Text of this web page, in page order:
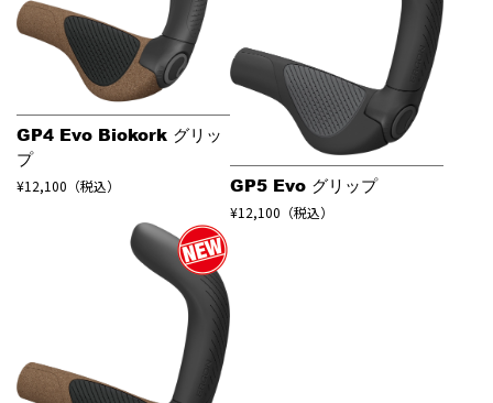
GP4 Evo Biokork グリッ
プ
¥12,100（税込） GP5 Evo グリップ
¥12,100（税込）